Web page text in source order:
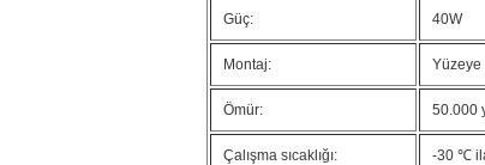
Güç: 40W
Montaj: Yüzeye
Ömür: 50.000
Çalışma sıcaklığı: -30 ℃